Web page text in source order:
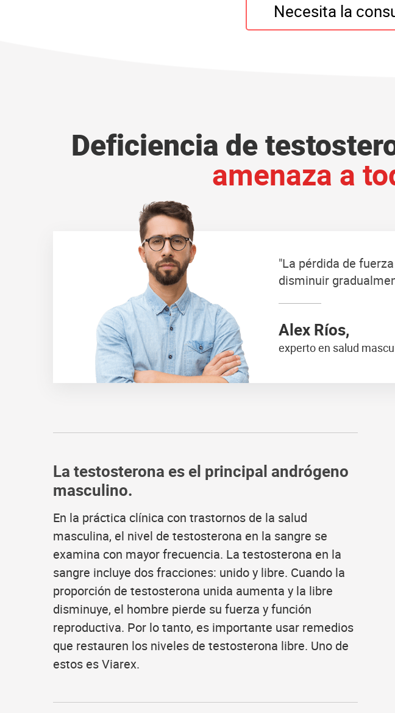
Necesita la
Deficiencia de
amenaza a
"La pérdida de
disminuir
Alex Ríos,
experto en salud
La testosterona es el principal andrógeno
masculino.
En la práctica clínica con trastornos de la salud
masculina, el nivel de testosterona en la sangre se
examina con mayor frecuencia. La testosterona en la
sangre incluye dos fracciones: unido y libre. Cuando la
proporción de testosterona unida aumenta y la libre
disminuye, el hombre pierde su fuerza y función
reproductiva. Por lo tanto, es importante usar remedios
que restauren los niveles de testosterona libre. Uno de
estos es Viarex.